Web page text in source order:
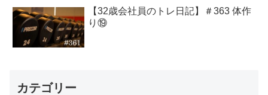
【32歳会社員のトレ日記】＃363 体作
り⑲
カテゴリー